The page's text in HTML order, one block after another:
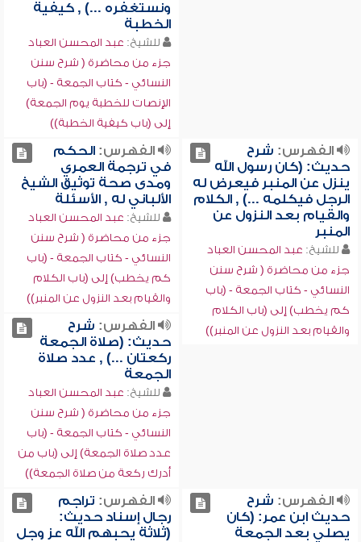
ونستغفره ...) , كيفية
الخطبة
للشيخ: عبد المحسن العباد
جزء من محاضرة ( شرح سنن
النسائي - كتاب الجمعة - (باب
الإنصات للخطبة يوم الجمعة)
إلى (باب كيفية الخطبة))
الفهرس: شرح
حديث: (كان رسول الله
ينزل عن المنبر فيعرض له
الرجل فيكلمه ...) , الكلام
والقيام بعد النزول عن
المنبر
للشيخ: عبد المحسن العباد
جزء من محاضرة ( شرح سنن
النسائي - كتاب الجمعة - (باب
كم يخطب) إلى (باب الكلام
والقيام بعد النزول عن المنبر))
الفهرس:الحكم
في ترجمة العمري
ومدى صحة توثيق الشيخ
الألباني له , الأسئلة
للشيخ: عبد المحسن العباد
جزء من محاضرة ( شرح سنن
النسائي - كتاب الجمعة - (باب
كم يخطب) إلى (باب الكلام
والقيام بعد النزول عن المنبر))
الفهرس: شرح
حديث: (صلاة الجمعة
ركعتان ...) , عدد صلاة
الجمعة
للشيخ: عبد المحسن العباد
جزء من محاضرة ( شرح سنن
النسائي - كتاب الجمعة - (باب
عدد صلاة الجمعة) إلى (باب من
أدرك ركعة من صلاة الجمعة))
الفهرس: شرح
حديث ابن عمر: (كان
يصلي بعد الجمعة
الفهرس: تراجم
رجال إسناد حديث:
(ثلاثة يحبهم الله عز وجل